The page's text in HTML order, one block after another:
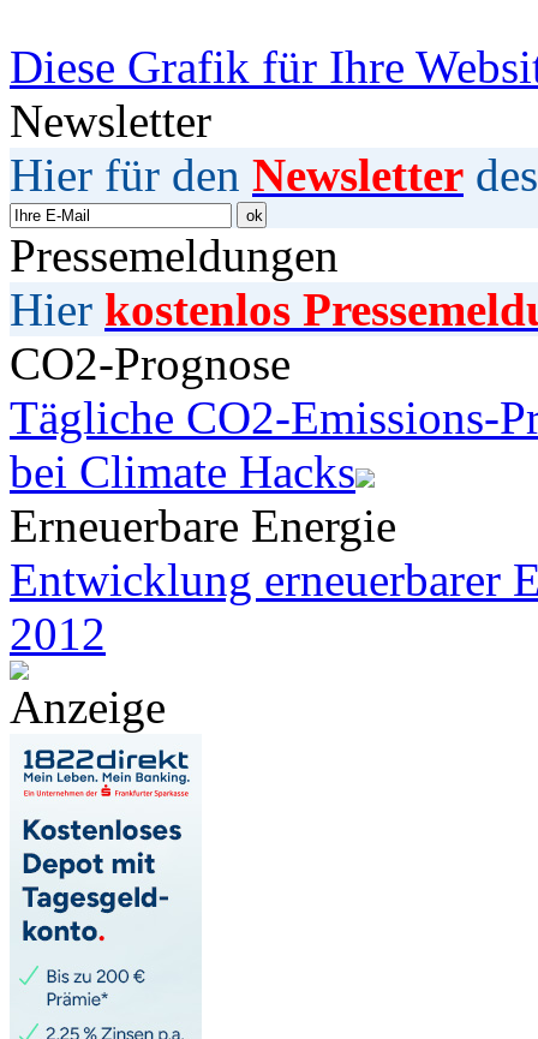
Diese Grafik für Ihre
Newsletter
Hier für den Newsletter
Pressemeldungen
Hier kostenlos
CO2-Prognose
Tägliche CO2-Emissions-
bei Climate Hacks
Erneuerbare Energie
Entwicklung erneuerbarer
2012
Anzeige